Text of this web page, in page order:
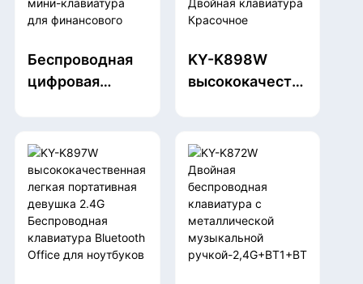
до 3 устройств:
MacBook,
Android,
планшетный
ПК.
Беспроводная
цифровая
Bluetooth, 18
клавиш,
портативная
мини-
клавиатура для
финансового
KY-K898W
высококачеств
девушка 75%
Compact 2,4G
BT Двойная
клавиатура
Красочное
сопоставление